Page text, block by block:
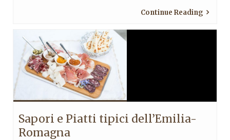
Continue Reading
Sapori e Piatti tipici dell’Emilia-
Romagna